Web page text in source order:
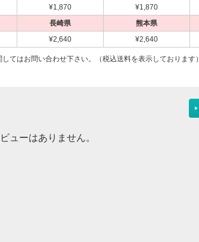
てはお問い合わせ下さい。（税込送料を表示しております）
¥1,870 ¥1,870
長崎県 熊本県
¥2,640 ¥2,640
ューはありません。